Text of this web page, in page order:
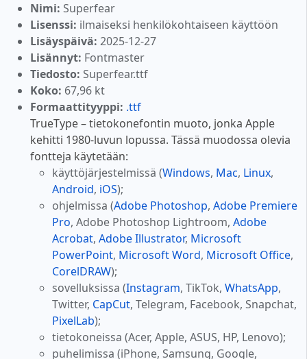
Nimi: Superfear
Lisenssi: ilmaiseksi henkilökohtaiseen käyttöön
Lisäyspäivä: 2025-12-27
Lisännyt: Fontmaster
Tiedosto: Superfear.ttf
Koko: 67,96 kt
Formaattityyppi: .ttf
TrueType – tietokonefontin muoto, jonka Apple
kehitti 1980-luvun lopussa. Tässä muodossa olevia
fontteja käytetään:
käyttöjärjestelmissä (Windows, Mac, Linux,
Android, iOS);
ohjelmissa (Adobe Photoshop, Adobe Premiere
Pro, Adobe Photoshop Lightroom, Adobe
Acrobat, Adobe Illustrator, Microsoft
PowerPoint, Microsoft Word, Microsoft Office,
CorelDRAW);
sovelluksissa (Instagram, TikTok, WhatsApp,
Twitter, CapCut, Telegram, Facebook, Snapchat,
PixelLab);
tietokoneissa (Acer, Apple, ASUS, HP, Lenovo);
puhelimissa (iPhone, Samsung, Google,